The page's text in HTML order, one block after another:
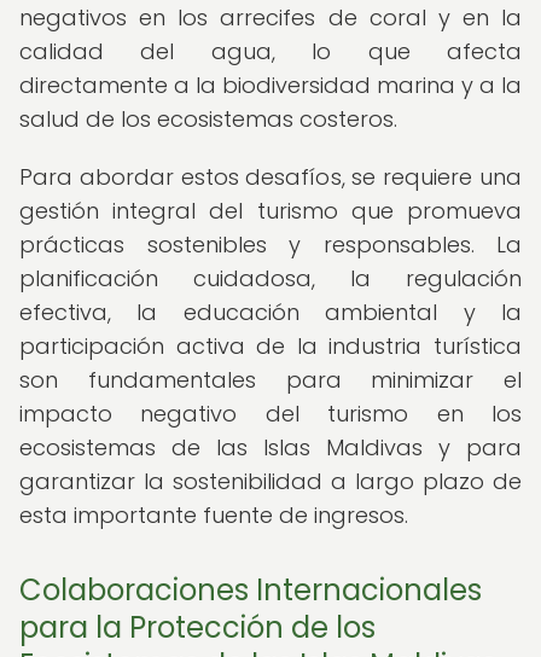
negativos en los arrecifes de coral y en la
calidad del agua, lo que afecta
directamente a la biodiversidad marina y a la
salud de los ecosistemas costeros.
Para abordar estos desafíos, se requiere una
gestión integral del turismo que promueva
prácticas sostenibles y responsables. La
planificación cuidadosa, la regulación
efectiva, la educación ambiental y la
participación activa de la industria turística
son fundamentales para minimizar el
impacto negativo del turismo en los
ecosistemas de las Islas Maldivas y para
garantizar la sostenibilidad a largo plazo de
esta importante fuente de ingresos.
Colaboraciones Internacionales
para la Protección de los